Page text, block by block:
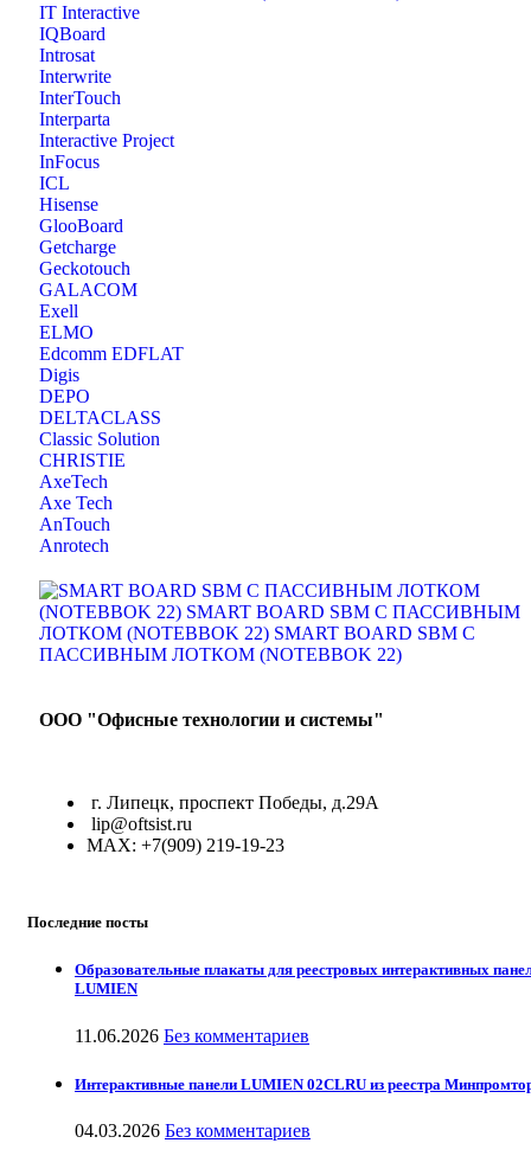
IT Interactive
IQBoard
Introsat
Interwrite
InterTouch
Interparta
Interactive Project
InFocus
ICL
Hisense
GlooBoard
Getcharge
Geckotouch
GALACOM
Exell
ELMO
Edcomm EDFLAT
Digis
DEPO
DELTACLASS
Classic Solution
CHRISTIE
AxeTech
Axe Tech
AnTouch
Anrotech
ООО "Офисные технологии и системы"
г. Липецк, проспект Победы, д.29А
lip@oftsist.ru
МАХ: +7(909) 219-19-23
Последние посты
Образовательные плакаты для реестровых интерактивных
LUMIEN
11.06.2026 Без комментариев
Интерактивные панели LUMIEN 02CLRU из реестра
04.03.2026 Без комментариев